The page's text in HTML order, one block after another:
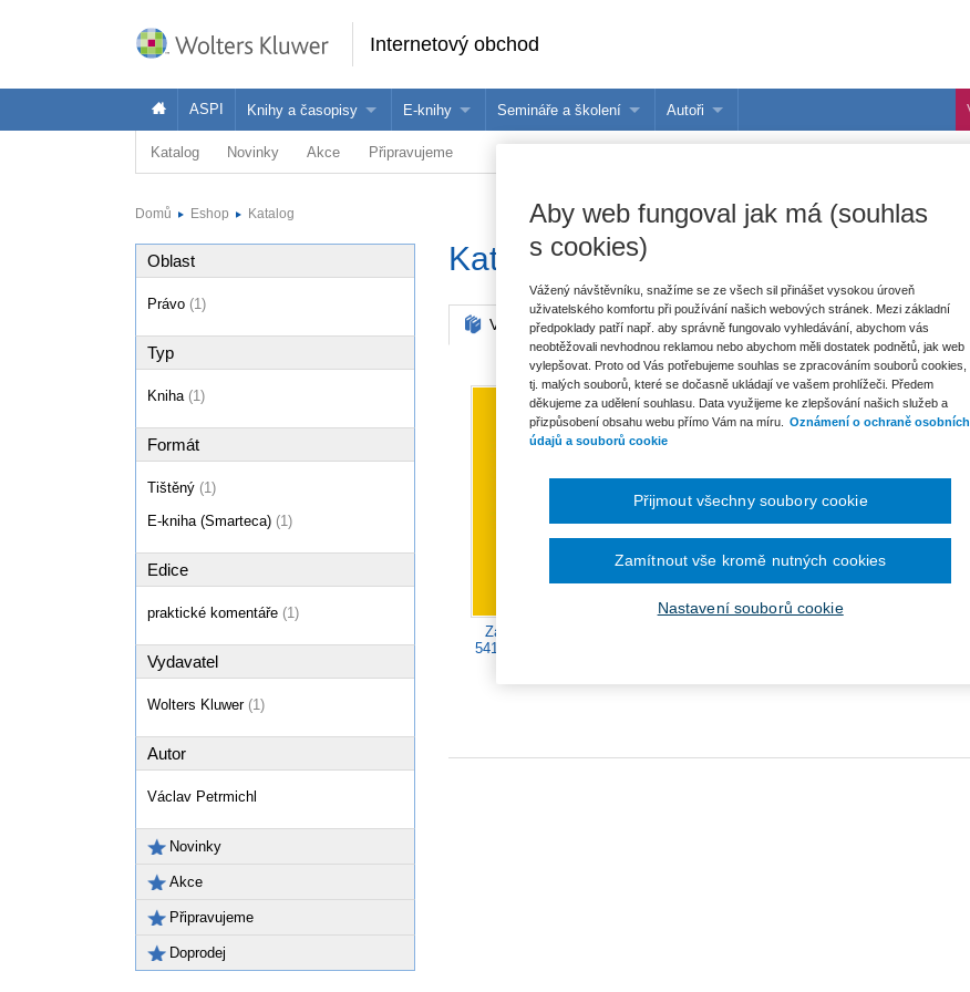
Internetový obchod
ASPI Knihy a časopisy
Knihy
E-knihy
Jak na naše e-knihy?
Semináře a školení Autoři
Katalog Novinky Akce Připravujeme
Domů Eshop Katalog
Katalog
Všechny produkty Akce Novinky Připravujeme
Zákon o odpadech (č.
541/2020 Sb.). Praktický
Oblast
Právo (1)
Typ
Kniha (1)
Formát
Tištěný (1)
E-kniha (Smarteca) (1)
Edice
praktické komentáře (1)
Vydavatel
Wolters Kluwer (1)
Autor
Václav Petrmichl
Novinky
Akce
Připravujeme
Doprodej
Aby web fungoval jak má (souhlas
s cookies)
Vážený návštěvníku, snažíme se ze všech sil přinášet vysokou úroveň
uživatelského komfortu při používání našich webových stránek. Mezi základní
předpoklady patří např. aby správně fungovalo vyhledávání, abychom vás
neobtěžovali nevhodnou reklamou nebo abychom měli dostatek podnětů, jak web
vylepšovat. Proto od Vás potřebujeme souhlas se zpracováním souborů cookies,
tj. malých souborů, které se dočasně ukládají ve vašem prohlížeči. Předem
děkujeme za udělení souhlasu. Data využijeme ke zlepšování našich služeb a
přizpůsobení obsahu webu přímo Vám na míru.
Oznámení o ochraně osobních
údajů a souborů cookie
Nastavení souborů cookie
Zamítnout vše kromě nutných cookies
Přijmout všechny soubory cookie